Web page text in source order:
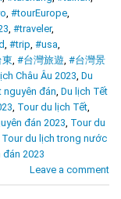
#tourEurope
#traveler,
#trip #usa
#台灣旅遊 #台灣景
Châu Âu 2023 Du
nguyên đán Du lịch Tết
Tour du lịch Tết
đán 2023 Tour du
Tour du lịch trong nước
đán 2023
Leave a comment